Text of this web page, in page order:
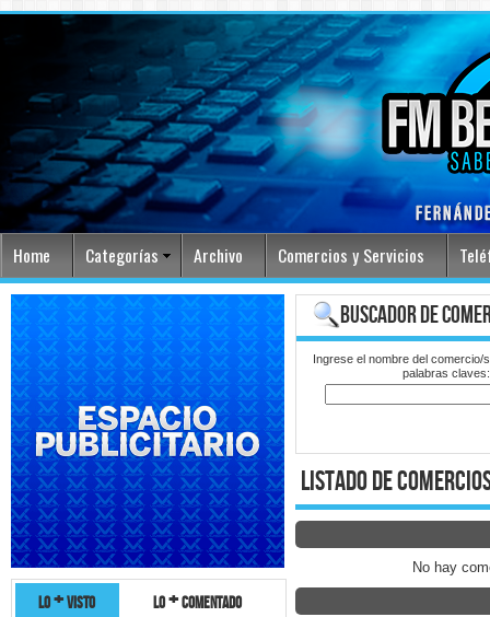
Home Categorías Archivo Comercios y Servicios
lo + visto lo + comentado
buscador de
Ingrese el nombre del comercio/
palabras claves:
listado de
No hay